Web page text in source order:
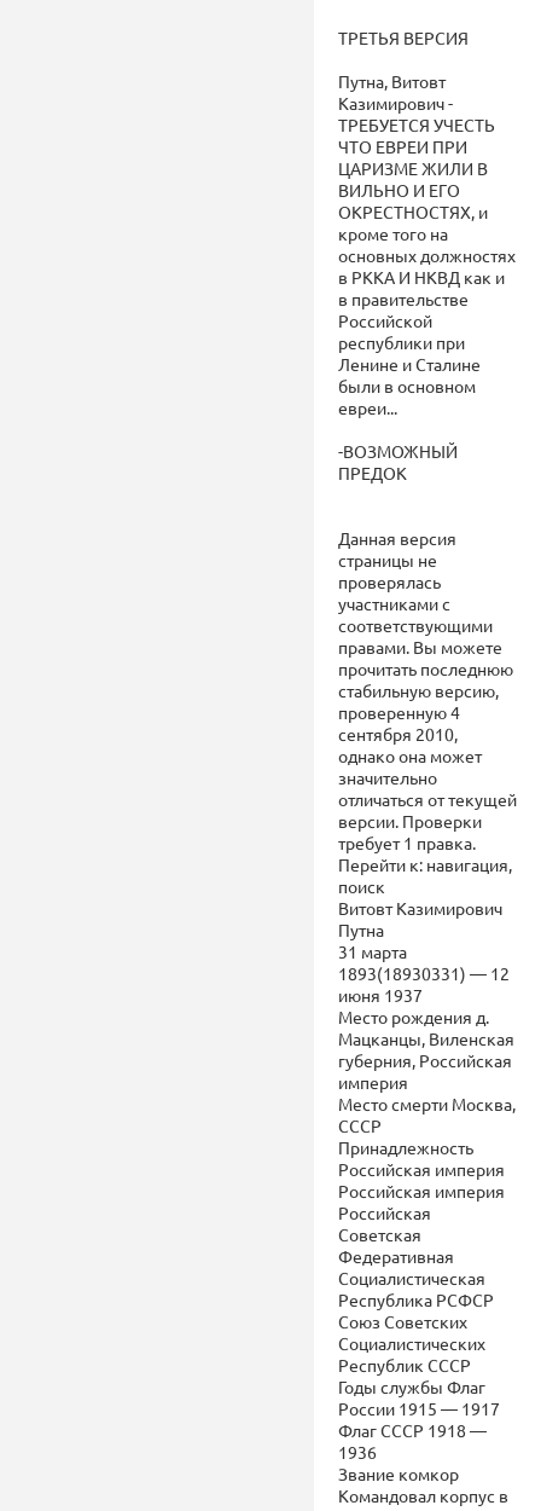
ТРЕТЬЯ ВЕРСИЯ
Путна, Витовт
Казимирович -
ТРЕБУЕТСЯ УЧЕСТЬ
ЧТО ЕВРЕИ ПРИ
ЦАРИЗМЕ ЖИЛИ В
ВИЛЬНО И ЕГО
ОКРЕСТНОСТЯХ, и
кроме того на
основных должностях
в РККА И НКВД как и
в правительстве
Российской
республики при
Ленине и Сталине
были в основном
евреи...
-ВОЗМОЖНЫЙ
ПРЕДОК
Данная версия
страницы не
проверялась
участниками с
соответствующими
правами. Вы можете
прочитать последнюю
стабильную версию,
проверенную 4
сентября 2010,
однако она может
значительно
отличаться от текущей
версии. Проверки
требует 1 правка.
Перейти к: навигация,
поиск
Витовт Казимирович
Путна
31 марта
1893(18930331) — 12
июня 1937
Место рождения д.
Мацканцы, Виленская
губерния, Российская
империя
Место смерти Москва,
СССР
Принадлежность
Российская империя
Российская империя
Российская
Советская
Федеративная
Социалистическая
Республика РСФСР
Союз Советских
Социалистических
Республик СССР
Годы службы Флаг
России 1915 — 1917
Флаг СССР 1918 —
1936
Звание комкор
Командовал корпус в